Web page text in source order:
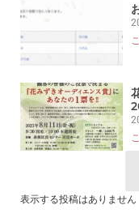
表示する投稿はありません